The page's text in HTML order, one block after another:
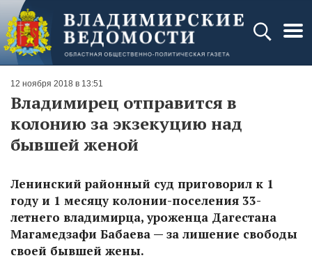
12 ноября 2018 в 13:51
Владимирец отправится в
колонию за экзекуцию над
бывшей женой
Ленинский районный суд приговорил к 1
году и 1 месяцу колонии-поселения 33-
летнего владимирца, уроженца Дагестана
Магамедзафи Бабаева — за лишение свободы
своей бывшей жены.